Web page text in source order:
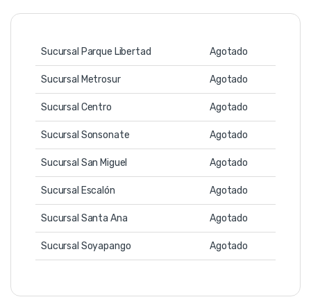
Sucursal Parque Libertad Agotado
Sucursal Metrosur Agotado
Sucursal Centro Agotado
Sucursal Sonsonate Agotado
Sucursal San Miguel Agotado
Sucursal Escalón Agotado
Sucursal Santa Ana Agotado
Sucursal Soyapango Agotado